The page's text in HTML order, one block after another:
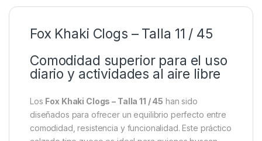
Descripción Specification